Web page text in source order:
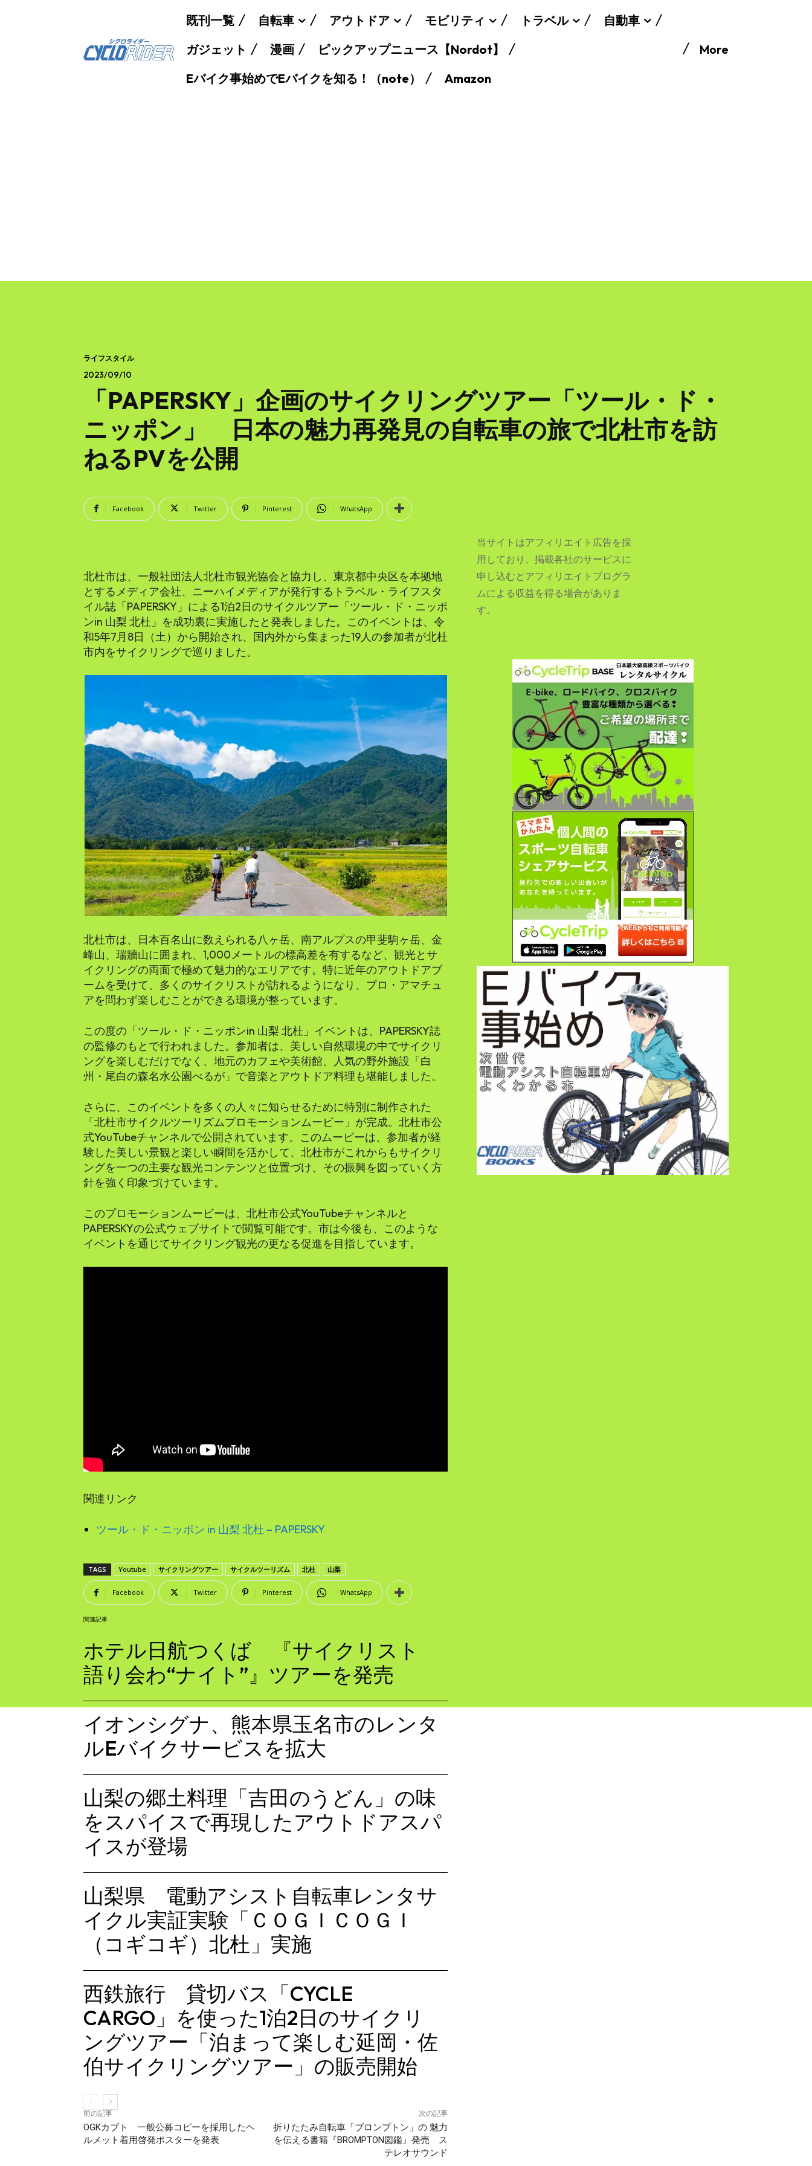
SEARCH...
既刊一覧 自転車 アウトドア モビリティ トラベル
自動車
ガジェット
漫画
ピックアップニュース【Nordot】
Eバイク事始めでEバイクを知る！（note）
Amazon
More
ライフスタイル
2023/09/10
「PAPERSKY」企画のサイクリングツアー「ツール・ド・
ニッポン」 日本の魅力再発見の自転車の旅で北杜市を訪
ねるPVを公開
Facebook Twitter Pinterest WhatsApp
北杜市は、一般社団法人北杜市観光協会と協力し、東京都中央区を本拠地
とするメディア会社、ニーハイメディアが発行するトラベル・ライフスタ
イル誌「PAPERSKY」による1泊2日のサイクルツアー「ツール・ド・ニッポ
ンin 山梨 北杜」を成功裏に実施したと発表しました。このイベントは、令
和5年7月8日（土）から開始され、国内外から集まった19人の参加者が北杜
市内をサイクリングで巡りました。
北杜市は、日本百名山に数えられる八ヶ岳、南アルプスの甲斐駒ヶ岳、金
峰山、瑞牆山に囲まれ、1,000メートルの標高差を有するなど、観光とサ
イクリングの両面で極めて魅力的なエリアです。特に近年のアウトドアブ
ームを受けて、多くのサイクリストが訪れるようになり、プロ・アマチュ
アを問わず楽しむことができる環境が整っています。
この度の「ツール・ド・ニッポンin 山梨 北杜」イベントは、PAPERSKY誌
の監修のもとで行われました。参加者は、美しい自然環境の中でサイクリ
ングを楽しむだけでなく、地元のカフェや美術館、人気の野外施設「白
州・尾白の森名水公園べるが」で音楽とアウトドア料理も堪能しました。
さらに、このイベントを多くの人々に知らせるために特別に制作された
「北杜市サイクルツーリズムプロモーションムービー」が完成。北杜市公
式YouTubeチャンネルで公開されています。このムービーは、参加者が経
験した美しい景観と楽しい瞬間を活かして、北杜市がこれからもサイクリ
ングを一つの主要な観光コンテンツと位置づけ、その振興を図っていく方
針を強く印象づけています。
このプロモーションムービーは、北杜市公式YouTubeチャンネルと
PAPERSKYの公式ウェブサイトで閲覧可能です。市は今後も、このような
イベントを通じてサイクリング観光の更なる促進を目指しています。
関連リンク
ツール・ド・ニッポン in 山梨 北杜 – PAPERSKY
TAGS Youtube サイクリングツアー サイクルツーリズム 北杜 山梨
Facebook Twitter Pinterest WhatsApp
関連記事
ホテル日航つくば 『サイクリスト
語り会わ“ナイト”』ツアーを発売
イオンシグナ、熊本県玉名市のレンタ
ルEバイクサービスを拡大
山梨の郷土料理「吉田のうどん」の味
をスパイスで再現したアウトドアスパ
イスが登場
山梨県 電動アシスト自転車レンタサ
イクル実証実験「ＣＯＧＩＣＯＧＩ
（コギコギ）北杜」実施
西鉄旅行 貸切バス「CYCLE
CARGO」を使った1泊2日のサイクリ
ングツアー「泊まって楽しむ延岡・佐
伯サイクリングツアー」の販売開始
前の記事
OGKカブト 一般公募コピーを採用したヘ
ルメット着用啓発ポスターを発表
次の記事
折りたたみ自転車「ブロンプトン」の 魅力
を伝える書籍『BROMPTON図鑑』発売 ス
テレオサウンド
当サイトはアフィリエイト広告を採
用しており、掲載各社のサービスに
申し込むとアフィリエイトプログラ
ムによる収益を得る場合がありま
す。